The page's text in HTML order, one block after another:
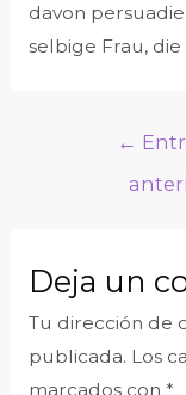
davon
selbige Frau,
←
Deja un
Tu dirección de
publicada. Los
marcados con *